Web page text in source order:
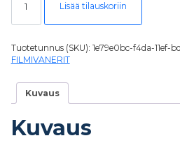
Lisää tilauskoriin
Tuotetunnus (SKU): 1e79e0bc-f4da-11ef-
FILMIVANERIT
Kuvaus
Kuvaus